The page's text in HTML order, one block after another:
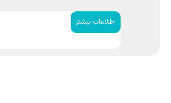
اطلاعات بیشتر